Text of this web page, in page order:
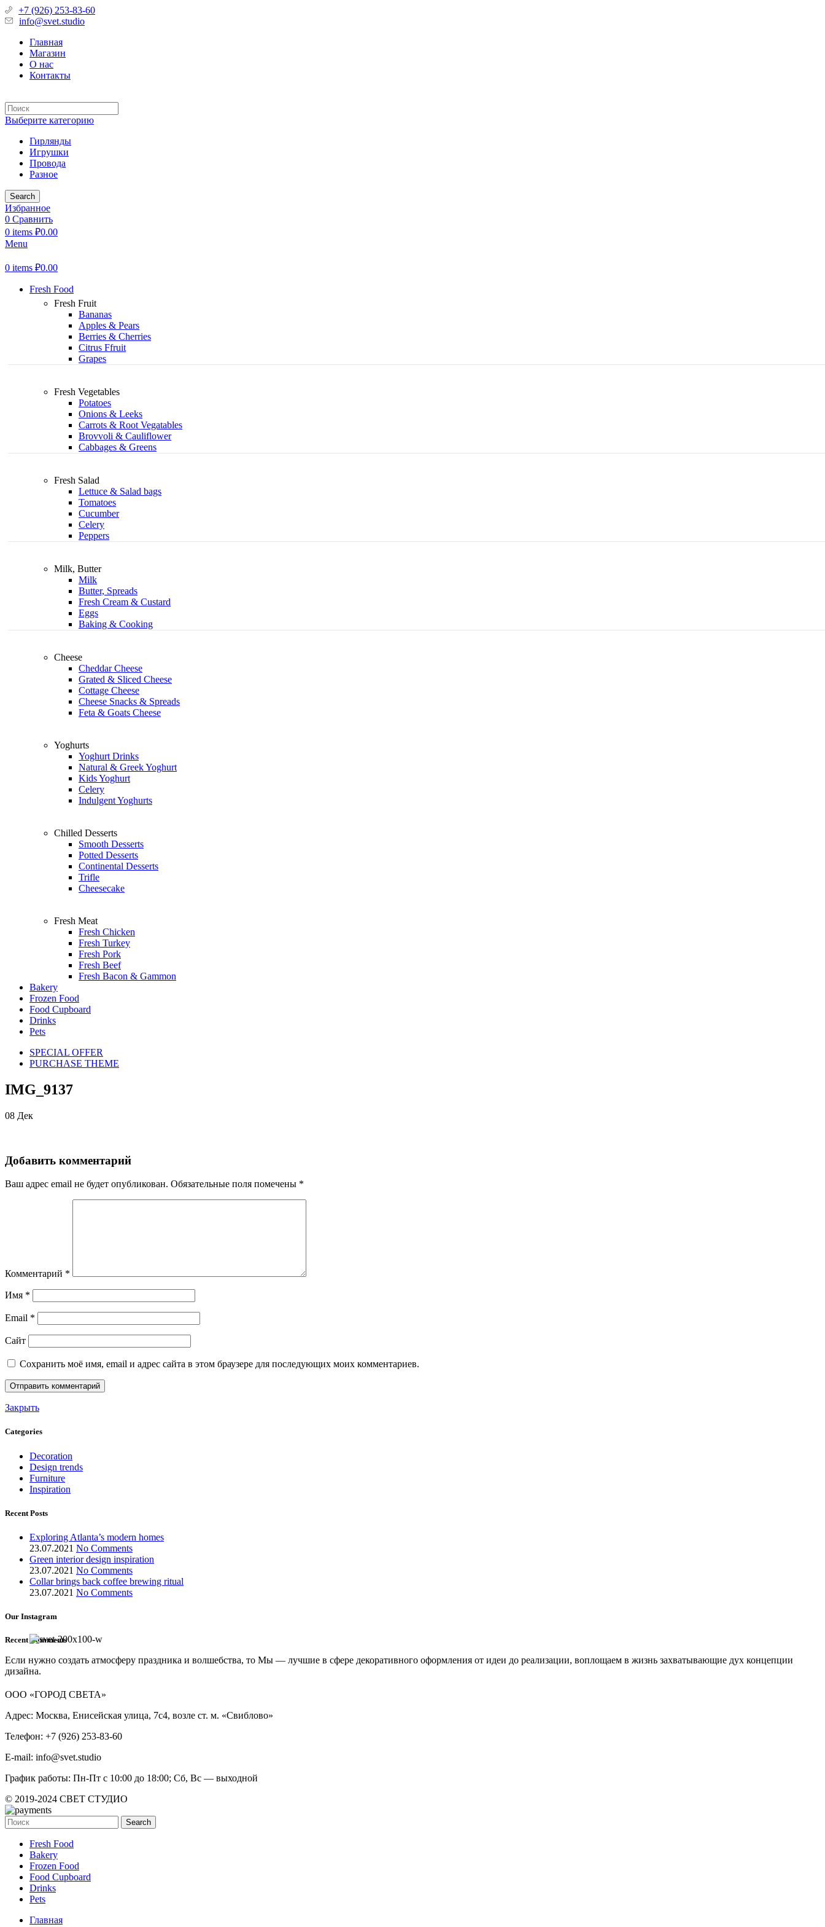
+7 (926) 253-83-60
info@svet.studio
Главная
Магазин
О нас
Контакты
Выберите категорию
Гирлянды
Игрушки
Провода
Разное
Search
Избранное
0 Сравнить
0 items ₽0.00
Menu
0 items ₽0.00
Fresh Food
Fresh Fruit
Bananas
Apples & Pears
Berries & Cherries
Citrus Ffruit
Grapes
Fresh Vegetables
Potatoes
Onions & Leeks
Carrots & Root Vegatables
Brovvoli & Cauliflower
Cabbages & Greens
Fresh Salad
Lettuce & Salad bags
Tomatoes
Cucumber
Celery
Peppers
Milk, Butter
Milk
Butter, Spreads
Fresh Cream & Custard
Eggs
Baking & Cooking
Cheese
Cheddar Cheese
Grated & Sliced Cheese
Cottage Cheese
Cheese Snacks & Spreads
Feta & Goats Cheese
Yoghurts
Yoghurt Drinks
Natural & Greek Yoghurt
Kids Yoghurt
Celery
Indulgent Yoghurts
Chilled Desserts
Smooth Desserts
Potted Desserts
Continental Desserts
Trifle
Cheesecake
Fresh Meat
Fresh Chicken
Fresh Turkey
Fresh Pork
Fresh Beef
Fresh Bacon & Gammon
Bakery
Frozen Food
Food Cupboard
Drinks
Pets
SPECIAL OFFER
PURCHASE THEME
IMG_9137
08 Дек
Добавить комментарий
Ваш адрес email не будет опубликован. Обязательные поля помечены *
Комментарий *
Имя *
Email *
Сайт
Сохранить моё имя, email и адрес сайта в этом браузере для последующих моих комментариев.
Закрыть
Categories
Decoration
Design trends
Furniture
Inspiration
Recent Posts
Exploring Atlanta’s modern homes
23.07.2021 No Comments
Green interior design inspiration
23.07.2021 No Comments
Collar brings back coffee brewing ritual
23.07.2021 No Comments
Our Instagram
Recent Comments
Если нужно создать атмосферу праздника и волшебства, то Мы — лучшие в сфере декоративного оформления от идеи до реализации, воплощаем в жизнь захватывающие дух концепции
дизайна.
ООО «ГОРОД СВЕТА»
Адрес: Москва, Енисейская улица, 7с4, возле ст. м. «Свиблово»
Телефон: +7 (926) 253-83-60
E-mail: info@svet.studio
График работы: Пн-Пт с 10:00 до 18:00; Сб, Вс — выходной
© 2019-2024 СВЕТ СТУДИО
Search
Fresh Food
Bakery
Frozen Food
Food Cupboard
Drinks
Pets
Главная